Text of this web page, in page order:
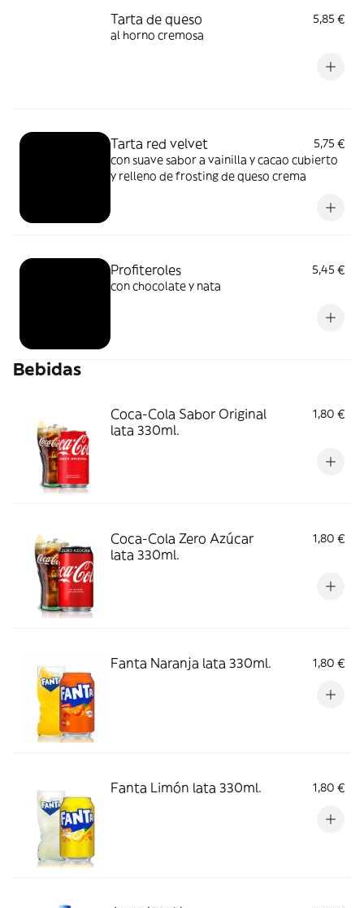
Tarta de queso
5,85 €
al horno cremosa
Tarta red velvet
5,75 €
con suave sabor a vainilla y cacao cubierto
y relleno de frosting de queso crema
Profiteroles
5,45 €
con chocolate y nata
Bebidas
Coca-Cola Sabor Original
lata 330ml.
1,80 €
Coca-Cola Zero Azúcar
lata 330ml.
1,80 €
Fanta Naranja lata 330ml. 1,80 €
Fanta Limón lata 330ml. 1,80 €